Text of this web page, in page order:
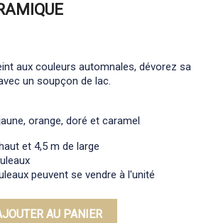
aux couleurs automnales, dévorez sa
un soupçon de lac.
orange, doré et caramel
et 4,5 m de large
peuvent se vendre à l'unité
AU PANIER